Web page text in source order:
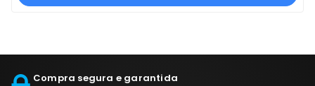
Compra segura e garantida